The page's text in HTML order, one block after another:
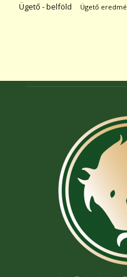
Ügető - belföld Ügető